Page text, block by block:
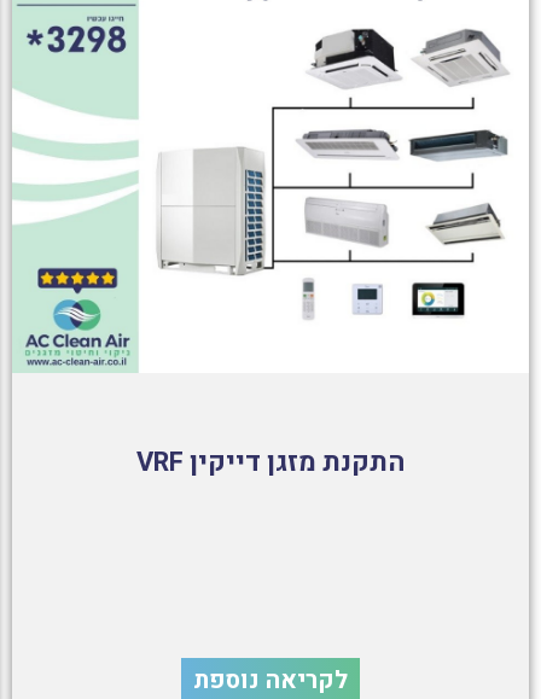
התקנת מזגן דייקין VRF
לקריאה נוספת